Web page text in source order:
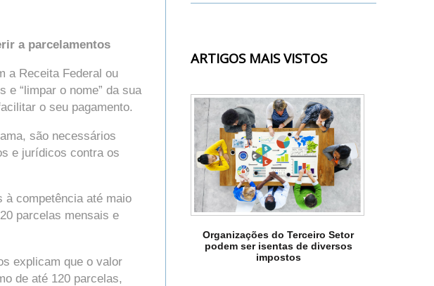
a parcelamentos
a Receita Federal ou
e “limpar o nome” da sua
o seu pagamento.
são necessários
e jurídicos contra os
competência até maio
parcelas mensais e
explicam que o valor
de até 120 parcelas,
ARTIGOS MAIS VISTOS
Organizações do Terceiro Setor
podem ser isentas de diversos
impostos